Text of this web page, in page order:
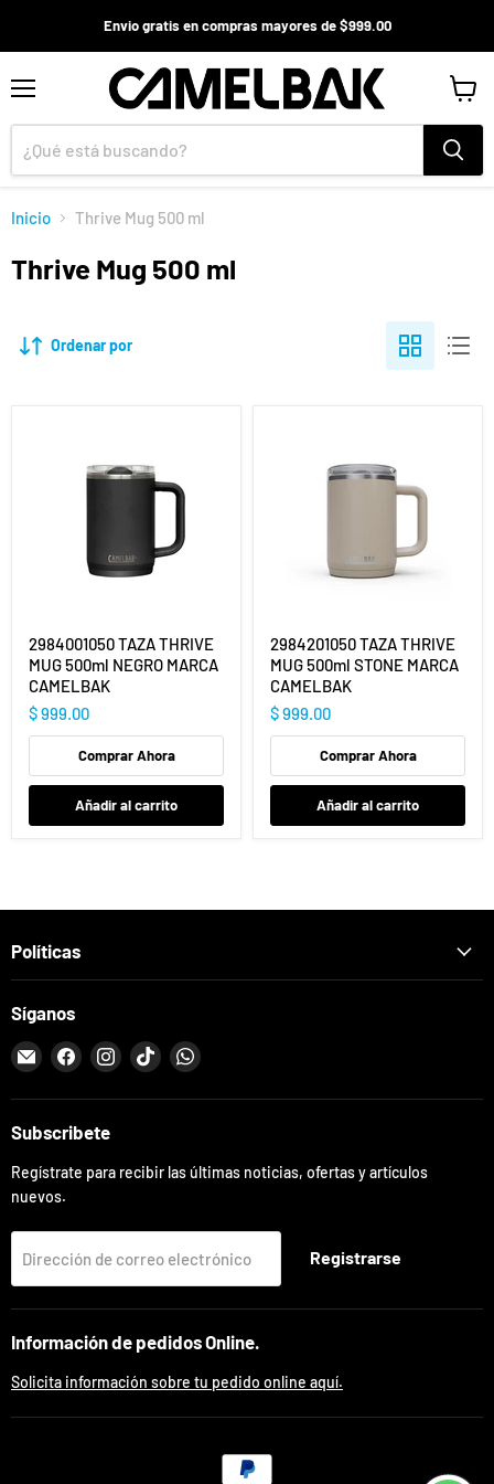
Envio gratis en compras mayores de $999.00
carrito
Inicio Thrive Mug 500 ml
Thrive Mug 500 ml
Ordenar por
2984001050 TAZA THRIVE
MUG 500ml NEGRO MARCA
CAMELBAK
$ 999.00
Comprar Ahora
Añadir al carrito
2984201050 TAZA THRIVE
MUG 500ml STONE MARCA
CAMELBAK
$ 999.00
Comprar Ahora
Añadir al carrito
Políticas
Síganos
Encuéntrenos
en
Correo
electrónico
Encuéntrenos
en
Facebook
Encuéntrenos
en
Instagram
Encuéntrenos
en
TikTok
Encuéntrenos
WhatsApp
Subscribete
Regístrate para recibir las últimas noticias, ofertas y artículos
nuevos.
Dirección de correo electrónico Registrarse
Información de pedidos Online.
Solicita información sobre tu pedido online aquí.